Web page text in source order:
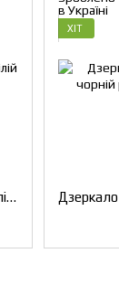
Дзеркало в повний зріст в білій рамці
ХІТ